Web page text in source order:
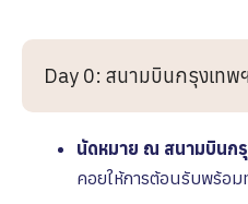
Day 0: สนามบินกรุงเทพ
นัดหมาย ณ สนามบินก
คอยให้การต้อนรับพร้อม